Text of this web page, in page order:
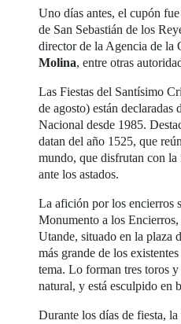
Uno días antes, el cupón
de San Sebastián de los
director de la Agencia de
Molina, entre otras
Las Fiestas del Santísimo
de agosto) están declaradas
Nacional desde 1985.
datan del año 1525, que
mundo, que disfrutan con la
ante los astados.
La afición por los encierros
Monumento a los
Utande, situado en la plaza
más grande de los
tema. Lo forman tres toros
natural, y está esculpido en
Durante los días de fiesta,